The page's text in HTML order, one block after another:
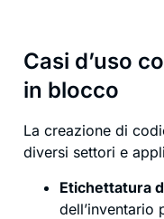
Casi d’uso
in blocco
La creazione di
diversi settori e
Etichettatura
dell’inventario